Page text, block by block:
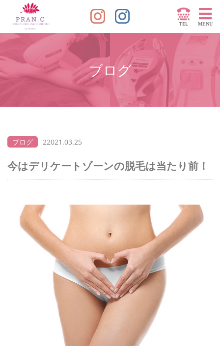
ブログ
ブログ 22021.03.25
今はデリケートゾーンの脱毛は当たり前！